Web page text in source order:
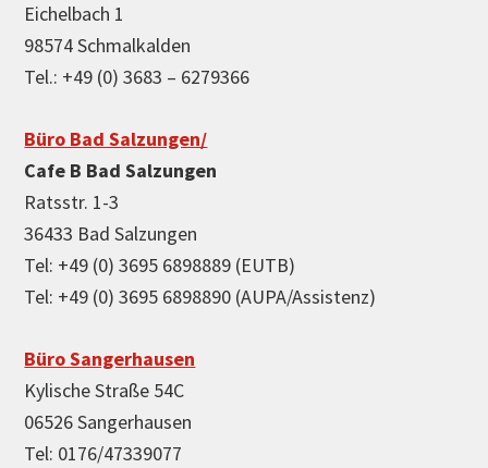
Eichelbach 1
98574 Schmalkalden
Tel.: +49 (0) 3683 – 6279366
Büro Bad Salzungen/
Cafe B Bad Salzungen
Ratsstr. 1-3
36433 Bad Salzungen
Tel: +49 (0) 3695 6898889 (EUTB)
Tel: +49 (0) 3695 6898890 (AUPA/Assistenz)
Büro Sangerhausen
Kylische Straße 54C
06526 Sangerhausen
Tel: 0176/47339077